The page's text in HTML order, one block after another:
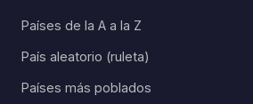
Países de la A a la Z
País aleatorio (ruleta)
Países más poblados